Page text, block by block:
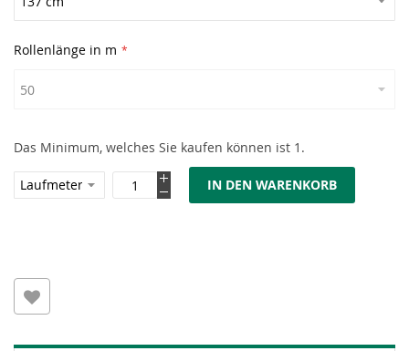
Rollenlänge in m
Das Minimum, welches Sie kaufen können ist 1.
IN DEN WARENKORB